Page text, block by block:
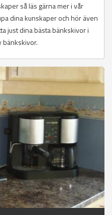
så läs gärna mer i vår
dina kunskaper och hör även
just dina bästa bänkskivor i
bänkskivor.